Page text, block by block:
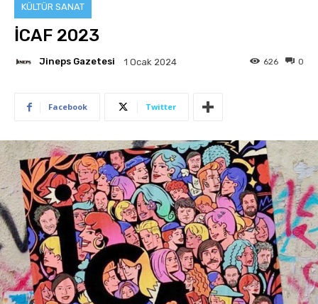
KÜLTÜR SANAT
İCAF 2023
Jineps Gazetesi 1 Ocak 2024 0
626
Facebook Twitter